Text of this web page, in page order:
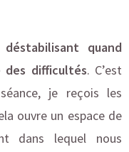
déstabilisant quand
difficultés. C’est
je reçois les
ouvre un espace de
dans lequel nous